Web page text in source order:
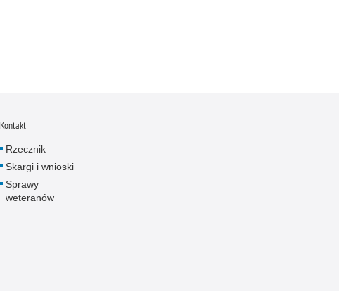
Nietrzeźwi kierujący
Nietrzeźwi opiekunowie
Kontakt
Rzecznik
Skargi i wnioski
Sprawy
weteranów